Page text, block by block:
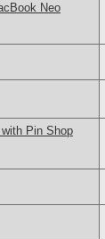
Neo
Pin Shop